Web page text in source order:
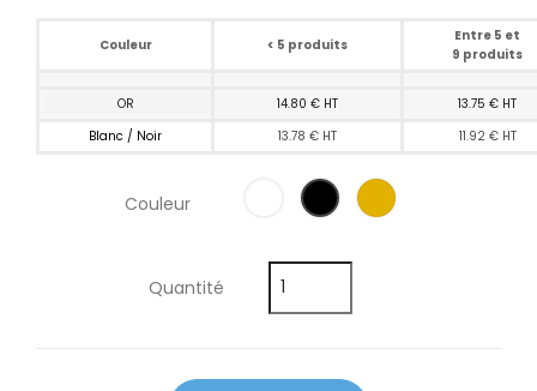
Couleur < 5 produits
Entre 5 et
9 produits
OR 14.80 € HT
13.75 € HT
Blanc / Noir
13.78 € HT 11.92 € HT
Couleur
Quantité